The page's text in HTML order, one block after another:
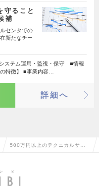
ること
補
センタでの
新たなチー
ステム運用・監視・保守 ■情報
特徴】 ■事業内容…
詳細へ
500万円以上のテクニカルサポ